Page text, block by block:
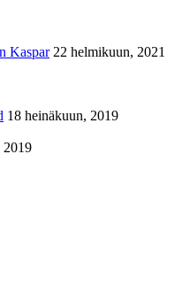
Kaspar 22 helmikuun, 2021
18 heinäkuun, 2019
2019